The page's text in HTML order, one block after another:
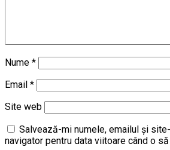
Nume *
Email *
Site web
Salvează-mi numele, emailul și
navigator pentru data viitoare când o